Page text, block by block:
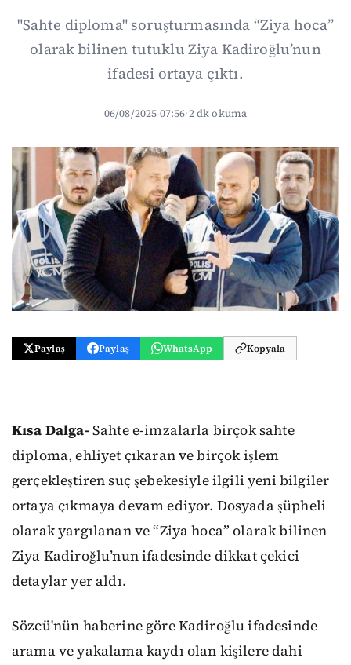
"Sahte diploma" soruşturmasında “Ziya hoca”
olarak bilinen tutuklu Ziya Kadiroğlu’nun
ifadesi ortaya çıktı.
06/08/2025 07:56·2 dk okuma
Paylaş Paylaş WhatsApp Kopyala
Kısa Dalga-Sahte e-imzalarla birçok sahte
diploma, ehliyet çıkaran ve birçok işlem
gerçekleştiren suç şebekesiyle ilgili yeni bilgiler
ortaya çıkmaya devam ediyor. Dosyada şüpheli
olarak yargılanan ve “Ziya hoca” olarak bilinen
Ziya Kadiroğlu’nun ifadesinde dikkat çekici
detaylar yer aldı.
Sözcü'nün haberine göre Kadiroğlu ifadesinde
arama ve yakalama kaydı olan kişilere dahi